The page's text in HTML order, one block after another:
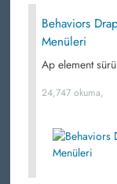
Behaviors
Menüleri
Ap element
24,747 okuma,